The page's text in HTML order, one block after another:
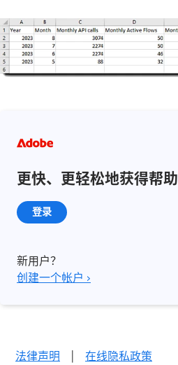
更快、更轻松地获得帮助
登录
新用户？
创建一个帐户 ›
法律声明 | 在线隐私政策